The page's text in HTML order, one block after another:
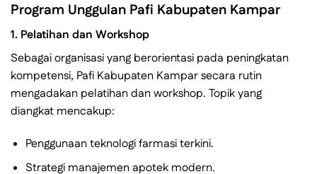
Program Unggulan Pafi Kabupaten Kampar
1. Pelatihan dan Workshop
Sebagai organisasi yang berorientasi pada peningkatan
kompetensi, Pafi Kabupaten Kampar secara rutin
mengadakan pelatihan dan workshop. Topik yang
diangkat mencakup:
Penggunaan teknologi farmasi terkini.
Strategi manajemen apotek modern.